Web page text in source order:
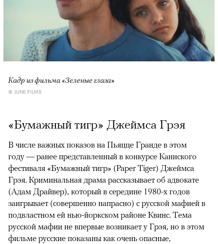
Кадр из фильма «Зеленые глаза»
© JUNE FILMS
«Бумажный тигр» Джеймса Грэя
В числе важных показов на Пьяцце Гранде в этом
году — ранее представленный в конкурсе Каннского
фестиваля «Бумажный тигр» (Paper Tiger) Джеймса
Грэя. Криминальная драма рассказывает об адвокате
(Адам Драйвер), который в середине 1980-х годов
заигрывает (совершенно напрасно) с русской мафией в
подвластном ей нью-йоркском районе Квинс. Тема
русской мафии не впервые возникает у Грэя, но в этом
фильме русские показаны как очень опасные,